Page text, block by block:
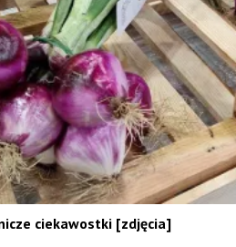
ciekawostki [zdjęcia]